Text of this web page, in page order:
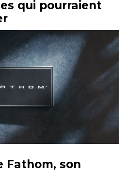
qui pourraient
Fathom, son